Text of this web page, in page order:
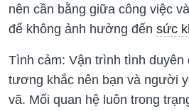
nên cần bằng giữa công việc
để không ảnh hưởng đến sức
Tình cảm: Vận trình tình duyên
tương khắc nên bạn và người
vã. Mối quan hệ luôn trong